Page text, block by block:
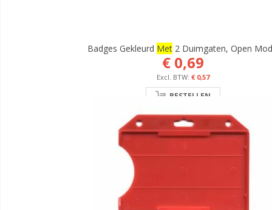
Badges Gekleurd Met2 Duimgaten, Open
€ 0,69
€ 0,57
BESTELLEN